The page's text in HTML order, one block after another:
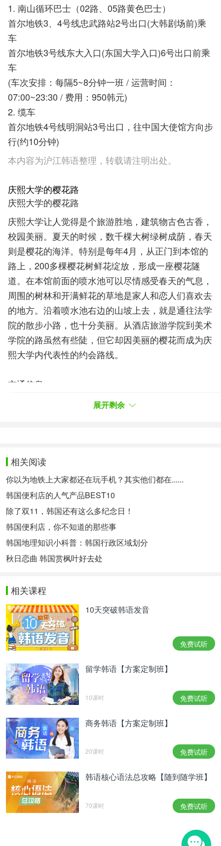
1. 南山循环巴士（02路、05路黄色巴士）
首尔地铁3、4号线忠武路站2号出口(大韩剧场前)乘
车
首尔地铁3号线东大入口(东国大学入口)6号出口前乘
车
(车次安排：每隔5~8分钟一班 / 运营时间：
07:00~23:30 / 费用：950韩元)
2. 缆车
首尔地铁4号线明洞站3号出口，往中国大使馆方向步
行(约10分钟)
本内容为沪江韩语整理，转载请注明出处。
庆熙大学的樱花路
庆熙大学的樱花路
庆熙大学让人觉得是个旅游胜地，建筑物古色古香，
校园美丽。夏天的时候，数千棵大树绿树成荫，春天
则是樱花的海洋。特别是每年4月，从正门到本馆的
路上，200多棵樱花树鲜花绽放，形成一座樱花隧
道。在本馆前面的喷水池可以尽情感受春天的气息，
周围的树林和开满鲜花的草地是家人和恋人们喜欢去
的地方。沿着喷水池右边的山坡上去，就是通往法学
院的散步小路，也十分美丽。从酒店旅游学院到美术
学院的路虽然有些陡，但它却因美丽的樱花而成为庆
熙大学内代表性的约会路线。
交通信息:
首尔地铁1号线回基站下车，向庆熙大学方向步行(约
昌庆宫春花游
昌庆宫春花游
首尔市区的主要宫殿里，昌庆宫的春花最多最美。昌
庆宫内有樱花树、梅花树、樱桃树、山茱萸、杏树、
山踯躅等各种树木，4月份竞相开花，形成美丽的风
景。
如果时机赶的好，还可以欣赏到玉泉桥周边的白色花
交通信息:
首尔地铁4号线惠化站4号出口出来后前行300m，过
马路后左边路前行300m即是(步行需20~25分钟)
本内容为沪江韩语整理，转载请注明出处。
一山湖水公园春花游
一山湖水公园春花游
位于首尔西北部的一山湖水公园，每逢春季，樱花和
迎春花竞相开放。全长4.7km的这里，也被誉为"花公
园"，樱花树和花丛众多。公园内的散步路上种植着
1800余棵樱花树，特别是人工岛上的亭子周围，更
筑物照映在湖水中，形成奇特的氛围。
这里的草坪对游人开放，春天的时候，很适合全家郊
游，只需带上坐垫即可。公园附近有复合文化空
Dom(웨스턴돔)”，将自然与文化生活有机的结合在了
展开剩余
相关阅读
你以为地铁上大家都还在玩手机？其实他们都在......
韩国便利店的人气产品BEST10
除了双11，韩国还有这么多纪念日！
韩国便利店，你不知道的那些事
韩国地理知识小科普：韩国行政区域划分
秋日恋曲 韩国赏枫叶好去处
相关课程
10天突破韩语发音
免费试听
留学韩语【方案定制班】
10课时 免费试听
商务韩语【方案定制班】
20课时 免费试听
韩语核心语法总攻略【随到随学班】
70课时 免费试听